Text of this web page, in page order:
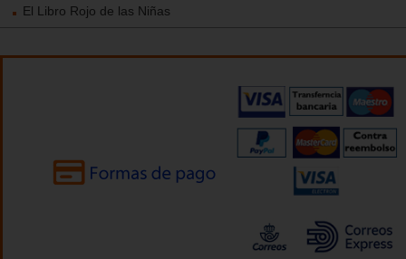
El Libro Rojo de las Niñas